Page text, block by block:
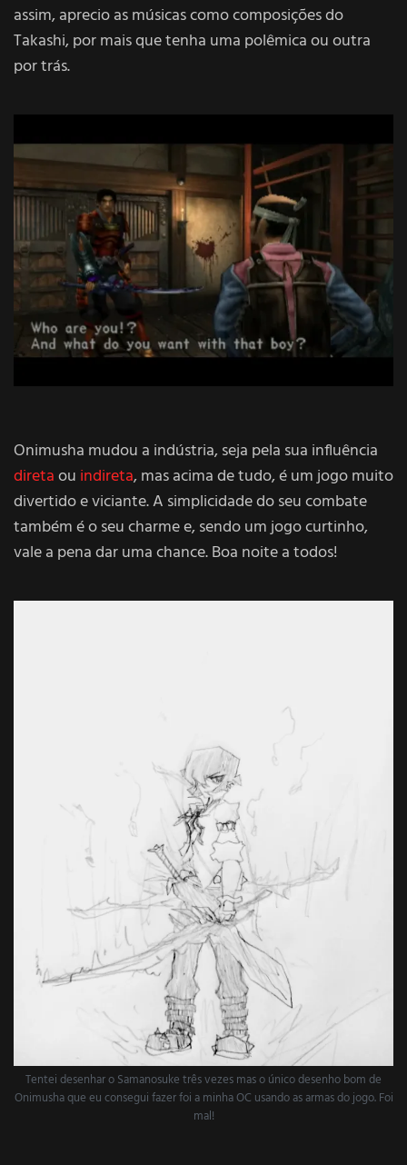
assim, aprecio as músicas como composições do
Takashi, por mais que tenha uma polêmica ou outra
por trás.
Onimusha mudou a indústria, seja pela sua influência
diretaou indireta, mas acima de tudo, é um jogo muito
divertido e viciante. A simplicidade do seu combate
também é o seu charme e, sendo um jogo curtinho,
vale a pena dar uma chance. Boa noite a todos!
Tentei desenhar o Samanosuke três vezes mas o único desenho bom de
Onimusha que eu consegui fazer foi a minha OC usando as armas do jogo. Foi
mal!